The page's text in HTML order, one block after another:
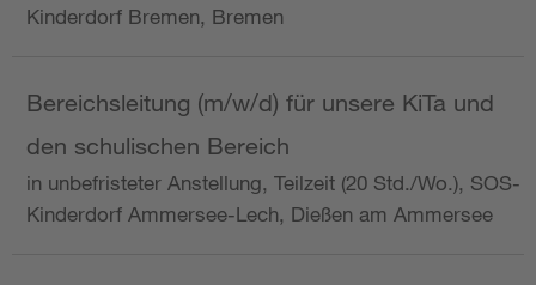
Kinderdorf Bremen, Bremen
Bereichsleitung (m/w/d) für unsere KiTa und
den schulischen Bereich
in unbefristeter Anstellung, Teilzeit (20 Std./Wo.), SOS-
Kinderdorf Ammersee-Lech, Dießen am Ammersee